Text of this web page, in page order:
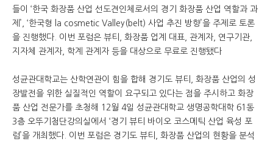
들이 ‘한국 화장품 산업 선도견인체로서의 경기 화장품 산업 역할과 과
제’, ‘한국형 la cosmetic Valley(belt) 사업 추진 방향’을 주제로 토론
을 진행했다. 이번 포럼은 뷰티, 화장품 업계 대표, 관계자, 연구기관,
지자체 관계자, 학계 관계자 등을 대상으로 무료로 진행됐다
성균관대학교는 산학연관이 힘을 합해 경기도 뷰티, 화장품 산업의 성
장발전을 위한 실질적인 역할이 요구되고 있다는 점을 주시하고 화장
품 산업 전문가를 초청해 12월 4일 성균관대학교 생명공학대학 61동
3층 오뚜기첨단강의실에서 ‘경기 뷰티 바이오 코스메틱 산업 육성 포
럼’을 개최했다. 이번 포럼은 경기도 뷰티, 화장품 산업의 현황을 분석